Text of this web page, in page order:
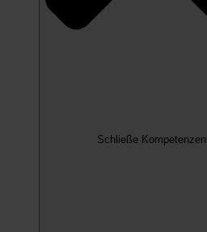
Schließe Kompetenzen